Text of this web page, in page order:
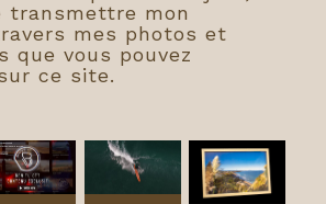
transmettre mon
mes photos et
que vous pouvez
ce site.